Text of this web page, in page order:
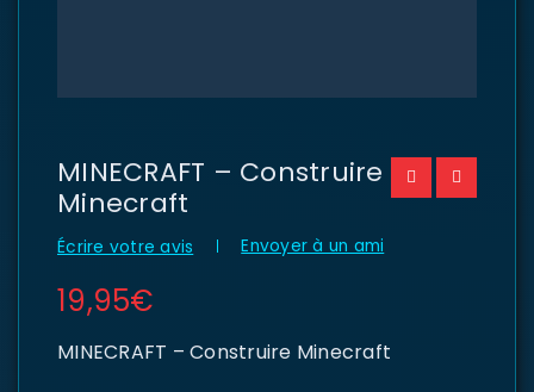
MINECRAFT – Construire
Minecraft
Écrire votre avis Envoyer à un ami
19,95€
MINECRAFT – Construire Minecraft